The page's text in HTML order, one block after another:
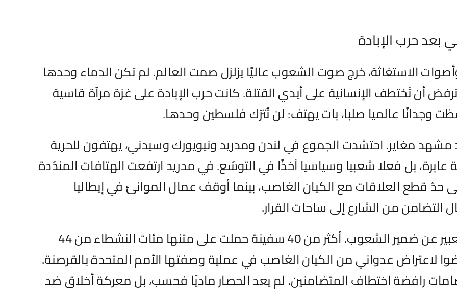
بعد حرب الإبادة
الاستغاثة، خرج صوت الشعوب عاليًا يزلزل صمت العالم. لم تكن الدماء وحدها
أن تُختطف الإنسانية على أيدي القتلة. كانت حرب الإبادة على غزة مرآة قاسية
وجدانًا عالميًا صلبًا، بات يهتف: لن تُترَك فلسطين وحدها.
مشهد مغاير. احتشدت الجموع في لندن ومدريد ونيويورك وسيدني، يهتفون للحرية
بل فعلًا شعبيًا وسياسيًا آخذًا في التوسّع. في مدريد ارتفعت الهتافات المندّدة
حدّ قطع العلاقات مع الكيان الغاصب، بينما أوقف عمال الموانئ في إيطاليا
من الشارع إلى ساحات القرار.
وبرز “أسطول الصمود العالمي” كأبلغ تعبير عن ضمير الشعوب. أكثر من 40 سفينة حملت على متنها مئات النشطاء من 44
لاعتراض عدواني من الكيان الغاصب في عملية وصفتها الأمم المتحدة بالقرصنة.
رافضة اختطاف المتضامنين. لم يعد الحصار ماديًا فحسب، بل معركة أخلاق ضد